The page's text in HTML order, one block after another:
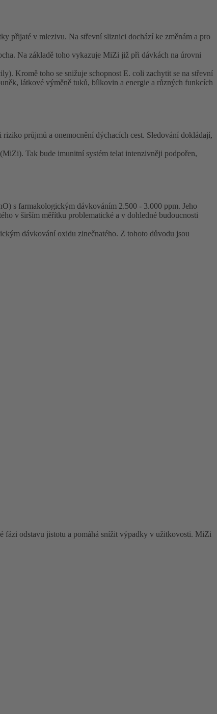
přijaté v mlezivu. Na střevní sliznici dochází ke změnám a pro
Na základě toho vykazuje MiZi již při dávkách na úrovni
Kromě toho se snižuje schopnost E. coli zachytit se na střevní
látkové výměně tuků, bílkovin a energie a různých funkcích
průjmů a onemocnění dýchacích cest. Sledování dokládají,
Tak bude imunitní systém telat intenzivněji podpořen,
s farmakologickým dávkováním 2.500 - 3.000 ppm. Jeho
v širším měřítku problematické a v dohledné budoucnosti
dávkování oxidu zinečnatého. Z tohoto důvodu jsou
odstavu jistotu a pomáhá snížit výpadky v užitkovosti. MiZi